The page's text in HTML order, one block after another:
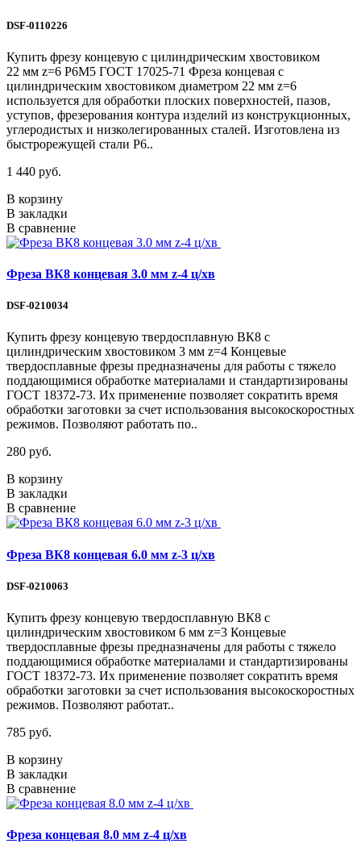
DSF-0110226
Купить фрезу концевую с цилиндрическим хвостовиком
22 мм z=6 Р6М5 ГОСТ 17025-71 Фреза концевая с
цилиндрическим хвостовиком диаметром 22 мм z=6
используется для обработки плоских поверхностей, пазов,
уступов, фрезерования контура изделий из конструкционных,
углеродистых и низколегированных сталей. Изготовлена из
быстрорежущей стали Р6..
1 440 руб.
В корзину
В закладки
В сравнение
Фреза ВК8 концевая 3.0 мм z-4 ц/хв
DSF-0210034
Купить фрезу концевую твердосплавную ВК8 с
цилиндрическим хвостовиком 3 мм z=4 Концевые
твердосплавные фрезы предназначены для работы с тяжело
поддающимися обработке материалами и стандартизированы
ГОСТ 18372-73. Их применение позволяет сократить время
обработки заготовки за счет использования высокоскоростных
режимов. Позволяют работать по..
280 руб.
В корзину
В закладки
В сравнение
Фреза ВК8 концевая 6.0 мм z-3 ц/хв
DSF-0210063
Купить фрезу концевую твердосплавную ВК8 с
цилиндрическим хвостовиком 6 мм z=3 Концевые
твердосплавные фрезы предназначены для работы с тяжело
поддающимися обработке материалами и стандартизированы
ГОСТ 18372-73. Их применение позволяет сократить время
обработки заготовки за счет использования высокоскоростных
режимов. Позволяют работат..
785 руб.
В корзину
В закладки
В сравнение
Фреза концевая 8.0 мм z-4 ц/хв